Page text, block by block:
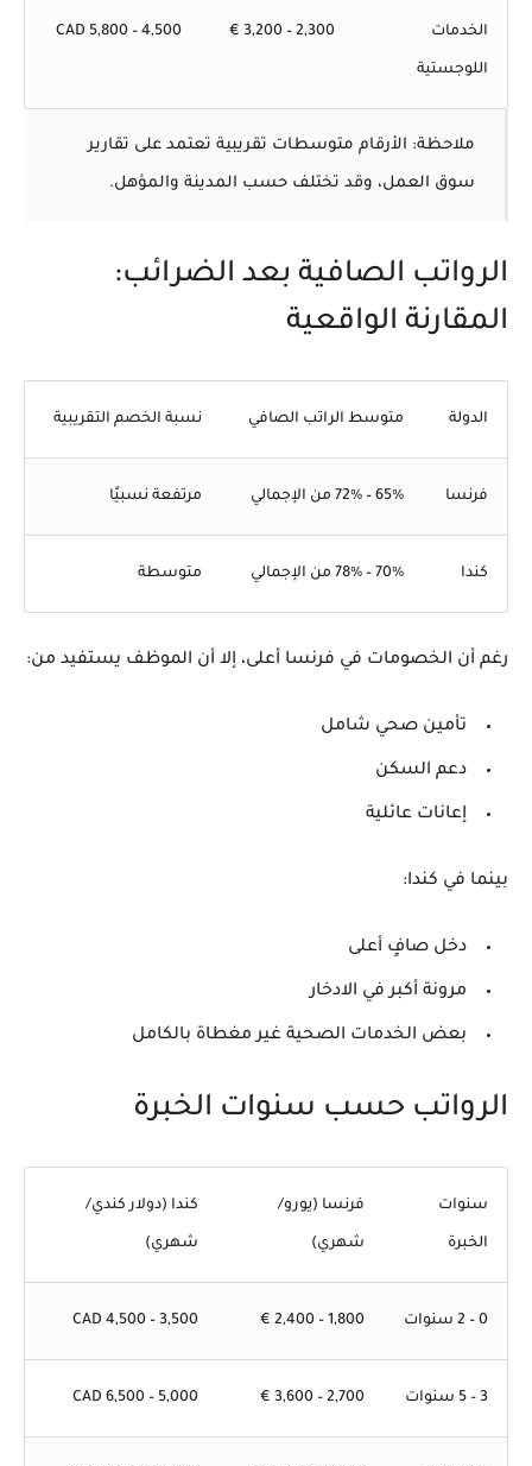
الخدمات
اللوجستية
2,300 – 3,200 €
4,500 – 5,800 CAD
ملاحظة: الأرقام متوسطات تقريبية تعتمد على تقارير
سوق العمل، وقد تختلف حسب المدينة والمؤهل.
الرواتب الصافية بعد الضرائب:
المقارنة الواقعية
الدولة متوسط الراتب الصافي نسبة الخصم التقريبية
فرنسا 65% – 72% من الإجمالي مرتفعة نسبيًا
كندا 70% – 78% من الإجمالي متوسطة
رغم أن الخصومات في فرنسا أعلى، إلا أن الموظف يستفيد من:
تأمين صحي شامل
دعم السكن
إعانات عائلية
بينما في كندا:
دخل صافٍ أعلى
مرونة أكبر في الادخار
بعض الخدمات الصحية غير مغطاة بالكامل
الرواتب حسب سنوات الخبرة
سنوات
الخبرة
فرنسا (يورو/
شهري)
كندا (دولار كندي/
شهري)
0 – 2 سنوات 1,800 – 2,400 €
3,500 – 4,500 CAD
3 – 5 سنوات 2,700 – 3,600 €
5,000 – 6,500 CAD